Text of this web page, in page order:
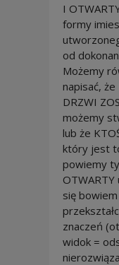
I
formy
od
Możemy
napisać, że
DRZWI
możemy
lub że
który jest
powiemy
OTWARTY
się
znaczeń
widok =